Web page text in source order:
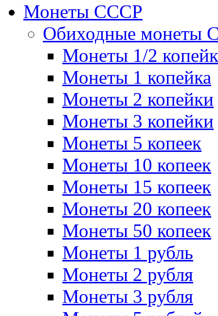
Монеты СССР
Обиходные монеты
Монеты 1/2
Монеты 1 копейка
Монеты 2 копейки
Монеты 3 копейки
Монеты 5 копеек
Монеты 10 копеек
Монеты 15 копеек
Монеты 20 копеек
Монеты 50 копеек
Монеты 1 рубль
Монеты 2 рубля
Монеты 3 рубля